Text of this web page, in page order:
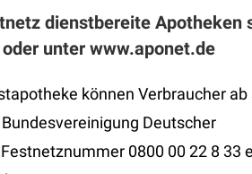
dienstbereite Apotheken
unter www.aponet.de
können Verbraucher
Deutscher
0800 00 22 8 33